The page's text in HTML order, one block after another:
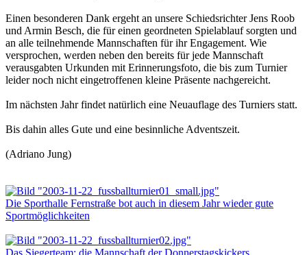
Einen besonderen Dank ergeht an unsere Schiedsrichter Jens Roob
und Armin Besch, die für einen geordneten Spielablauf sorgten und
an alle teilnehmende Mannschaften für ihr Engagement. Wie
versprochen, werden neben den bereits für jede Mannschaft
verausgabten Urkunden mit Erinnerungsfoto, die bis zum Turnier
leider noch nicht eingetroffenen kleine Präsente nachgereicht.
Im nächsten Jahr findet natürlich eine Neuauflage des Turniers statt.
Bis dahin alles Gute und eine besinnliche Adventszeit.
(Adriano Jung)
Die Sporthalle Fernstraße bot auch in diesem Jahr wieder gute
Sportmöglichkeiten
Das Siegerteam: die Mannschaft der Donnerstagskickers